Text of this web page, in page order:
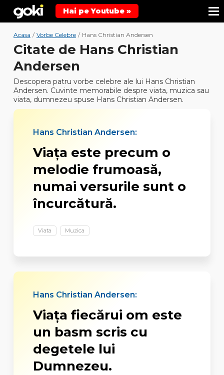
Hai pe Youtube »
Acasa / Vorbe Celebre / Hans Christian Andersen
Citate de Hans Christian
Andersen
Descopera patru vorbe celebre ale lui Hans Christian
Andersen. Cuvinte memorabile despre viata, muzica sau
viata, dumnezeu spuse Hans Christian Andersen.
Hans Christian Andersen:
Viaţa este precum o
melodie frumoasă,
numai versurile sunt o
încurcătură.
Viata Muzica
Hans Christian Andersen:
Viaţa fiecărui om este
un basm scris cu
degetele lui
Dumnezeu.